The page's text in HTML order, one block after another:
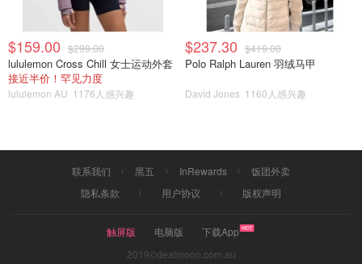
$159.00 $299.00
lululemon Cross Chill 女士运动外套
接近半价！罕见力度
lululemon AU 1176人感兴趣
$237.30 $419.00
Polo Ralph Lauren 羽绒马甲
David Jones 1160人感兴趣
联系我们 黑五 InRewards
饭团外卖
隐私条款
用户协议 版权声明
触屏版 电脑版
下载App
2019©dealmoon.com.au